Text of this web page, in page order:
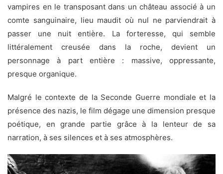
vampires en le transposant dans un château associé à un
comte sanguinaire, lieu maudit où nul ne parviendrait à
passer une nuit entière. La forteresse, qui semble
littéralement creusée dans la roche, devient un
personnage à part entière : massive, oppressante,
presque organique.
Malgré le contexte de la Seconde Guerre mondiale et la
présence des nazis, le film dégage une dimension presque
poétique, en grande partie grâce à la lenteur de sa
narration, à ses silences et à ses atmosphères.